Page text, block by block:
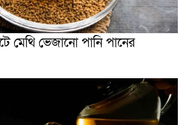
মেথি ভেজানো পানি পানের